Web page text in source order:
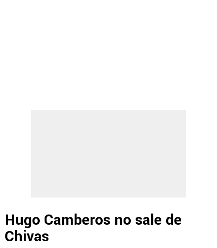
Hugo Camberos no sale de
Chivas